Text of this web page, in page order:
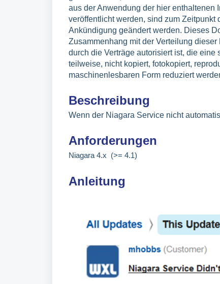
aus der Anwendung der hier enthaltenen
veröffentlicht werden, sind zum
Ankündigung geändert werden. Dieses
Zusammenhang mit der Verteilung
durch die Verträge autorisiert ist, die
teilweise, nicht kopiert, fotokopiert,
maschinenlesbaren Form reduziert
Beschreibung
Wenn der Niagara Service nicht
Anforderungen
Niagara 4.x (>= 4.1)
Anleitung